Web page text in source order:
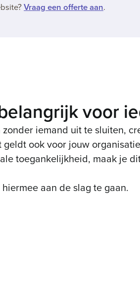
Vraag een offerte aan.
voor
iemand uit te sluiten,
ook voor jouw
toegankelijkheid, maak je
aan de slag te gaan.